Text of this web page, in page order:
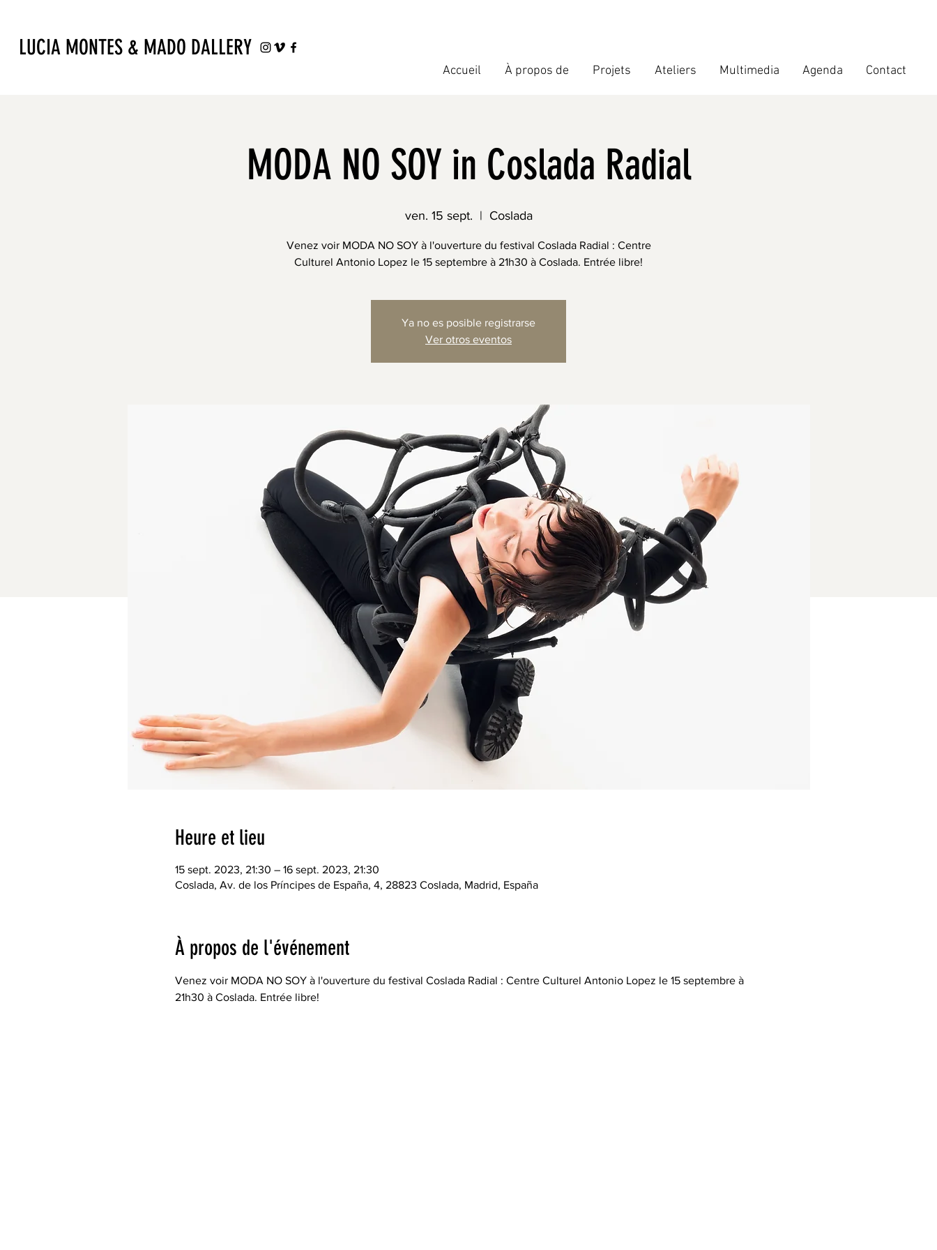
LUCIA MONTES & MADO DALLERY
Accueil À propos de Projets Ateliers Multimedia Agenda Contact
MODA NO SOY in Coslada Radial
ven. 15 sept.
  |
Coslada
Venez voir MODA NO SOY à l'ouverture du festival Coslada Radial : Centre
Culturel Antonio Lopez le 15 septembre à 21h30 à Coslada. Entrée libre!
Ya no es posible registrarse
Ver otros eventos
Heure et lieu
15 sept. 2023, 21:30 – 16 sept. 2023, 21:30
Coslada, Av. de los Príncipes de España, 4, 28823 Coslada, Madrid, España
À propos de l'événement
Venez voir MODA NO SOY à l'ouverture du festival Coslada Radial : Centre Culturel Antonio Lopez le 15 septembre à
21h30 à Coslada. Entrée libre!